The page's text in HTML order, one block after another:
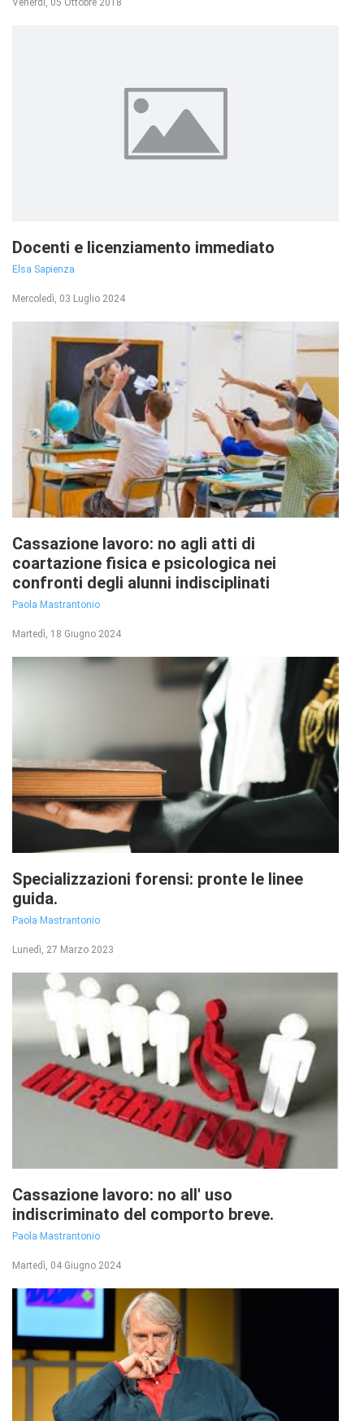
Venerdì, 05 Ottobre 2018
Docenti e licenziamento immediato
Elsa Sapienza
Mercoledì, 03 Luglio 2024
Cassazione lavoro: no agli atti di
coartazione fisica e psicologica nei
confronti degli alunni indisciplinati
Paola Mastrantonio
Martedì, 18 Giugno 2024
Specializzazioni forensi: pronte le linee
guida.
Paola Mastrantonio
Lunedì, 27 Marzo 2023
Cassazione lavoro: no all' uso
indiscriminato del comporto breve.
Paola Mastrantonio
Martedì, 04 Giugno 2024